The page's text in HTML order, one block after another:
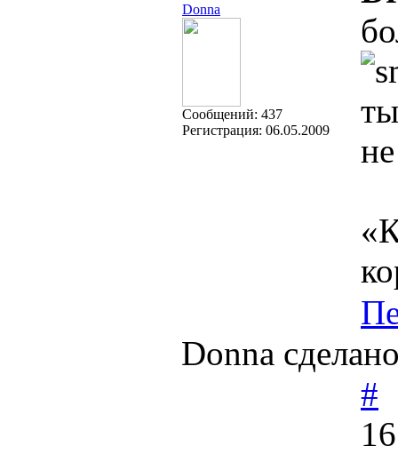
Donna
Cообщений: 437
Регистрация: 06.05.2009
Donna
#